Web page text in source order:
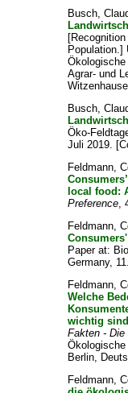
Busch,
Population.]
Agrar- und
Busch,
Öko-
Juli 2019.
Feldmann,
local food:
Preference,
Feldmann,
Paper at:
Germany,
Feldmann,
Welche
wichtig
Fakten - Die
Berlin,
Feldmann,